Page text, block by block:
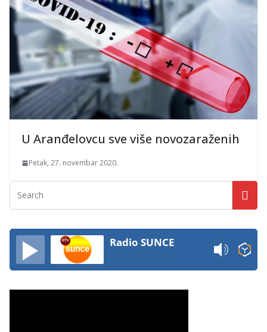
U Aranđelovcu sve više novozaraženih
Petak, 27. novembar 2020.
Radio SUNCE